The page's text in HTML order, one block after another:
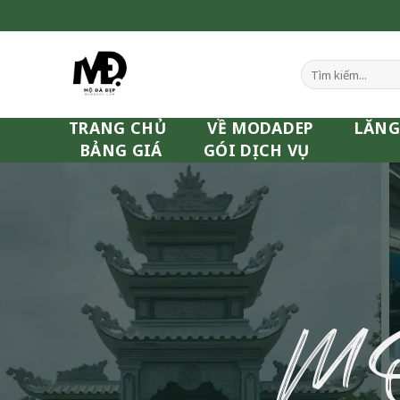
to
Tìm
kiếm:
TRANG CHỦ VỀ MODADEP
BẢNG GIÁ
GÓI DỊCH VỤ